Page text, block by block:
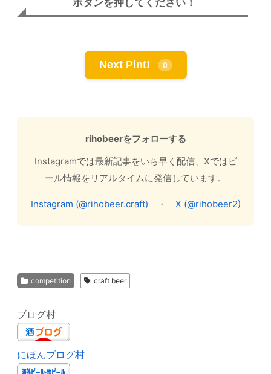
Next Pint! 0
rihobeerをフォローする
Instagramでは最新記事をいち早く配信、Xではビ
ール情報をリアルタイムに発信しています。
Instagram (@rihobeer.craft) ・ X (@rihobeer2)
competition craft beer
ブログ村
にほんブログ村